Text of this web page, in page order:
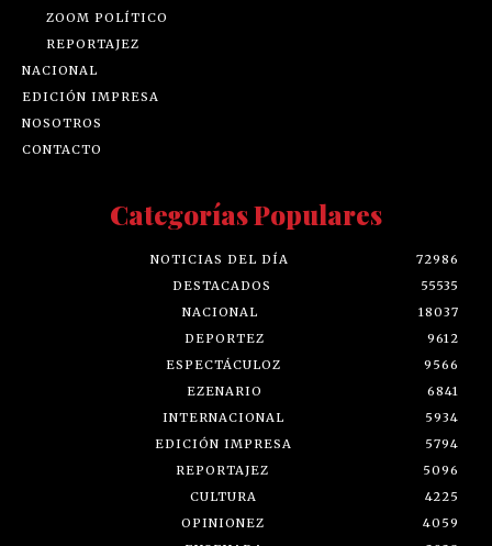
ZOOM POLÍTICO
REPORTAJEZ
NACIONAL
EDICIÓN IMPRESA
NOSOTROS
CONTACTO
Categorías Populares
NOTICIAS DEL DÍA
72986
DESTACADOS
55535
NACIONAL
18037
DEPORTEZ
9612
ESPECTÁCULOZ
9566
EZENARIO
6841
INTERNACIONAL
5934
EDICIÓN IMPRESA
5794
REPORTAJEZ
5096
CULTURA
4225
OPINIONEZ
4059